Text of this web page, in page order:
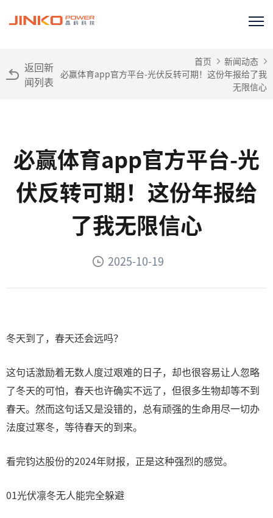
返回新
闻列表
首页
新闻动态
必赢体育app官方平台-光伏反转可期！这份年报给了我
无限信心
必赢体育app官方平台-光
伏反转可期！这份年报给
了我无限信心
2025-10-19
冬天到了，春天还会远吗？
这句话激励着无数人度过艰难的日子，却也很容易让人忽略
了冬天的可怕，春天也许确实不远了，但很多生物却等不到
春天。然而这句话又是没错的，总有顽强的生命用尽一切办
法度过寒冬，等待春天的到来。
看完钧达股份的2024年财报，正是这种强烈的感觉。
01光伏凛冬无人能完全躲避